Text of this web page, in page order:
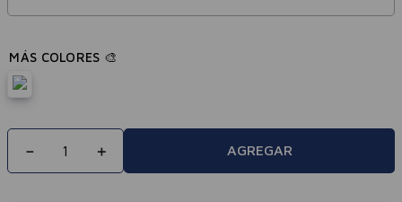
＋
－ AGREGAR